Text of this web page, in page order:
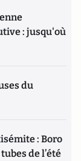
: jusqu'où
du
: Boro
de l’été